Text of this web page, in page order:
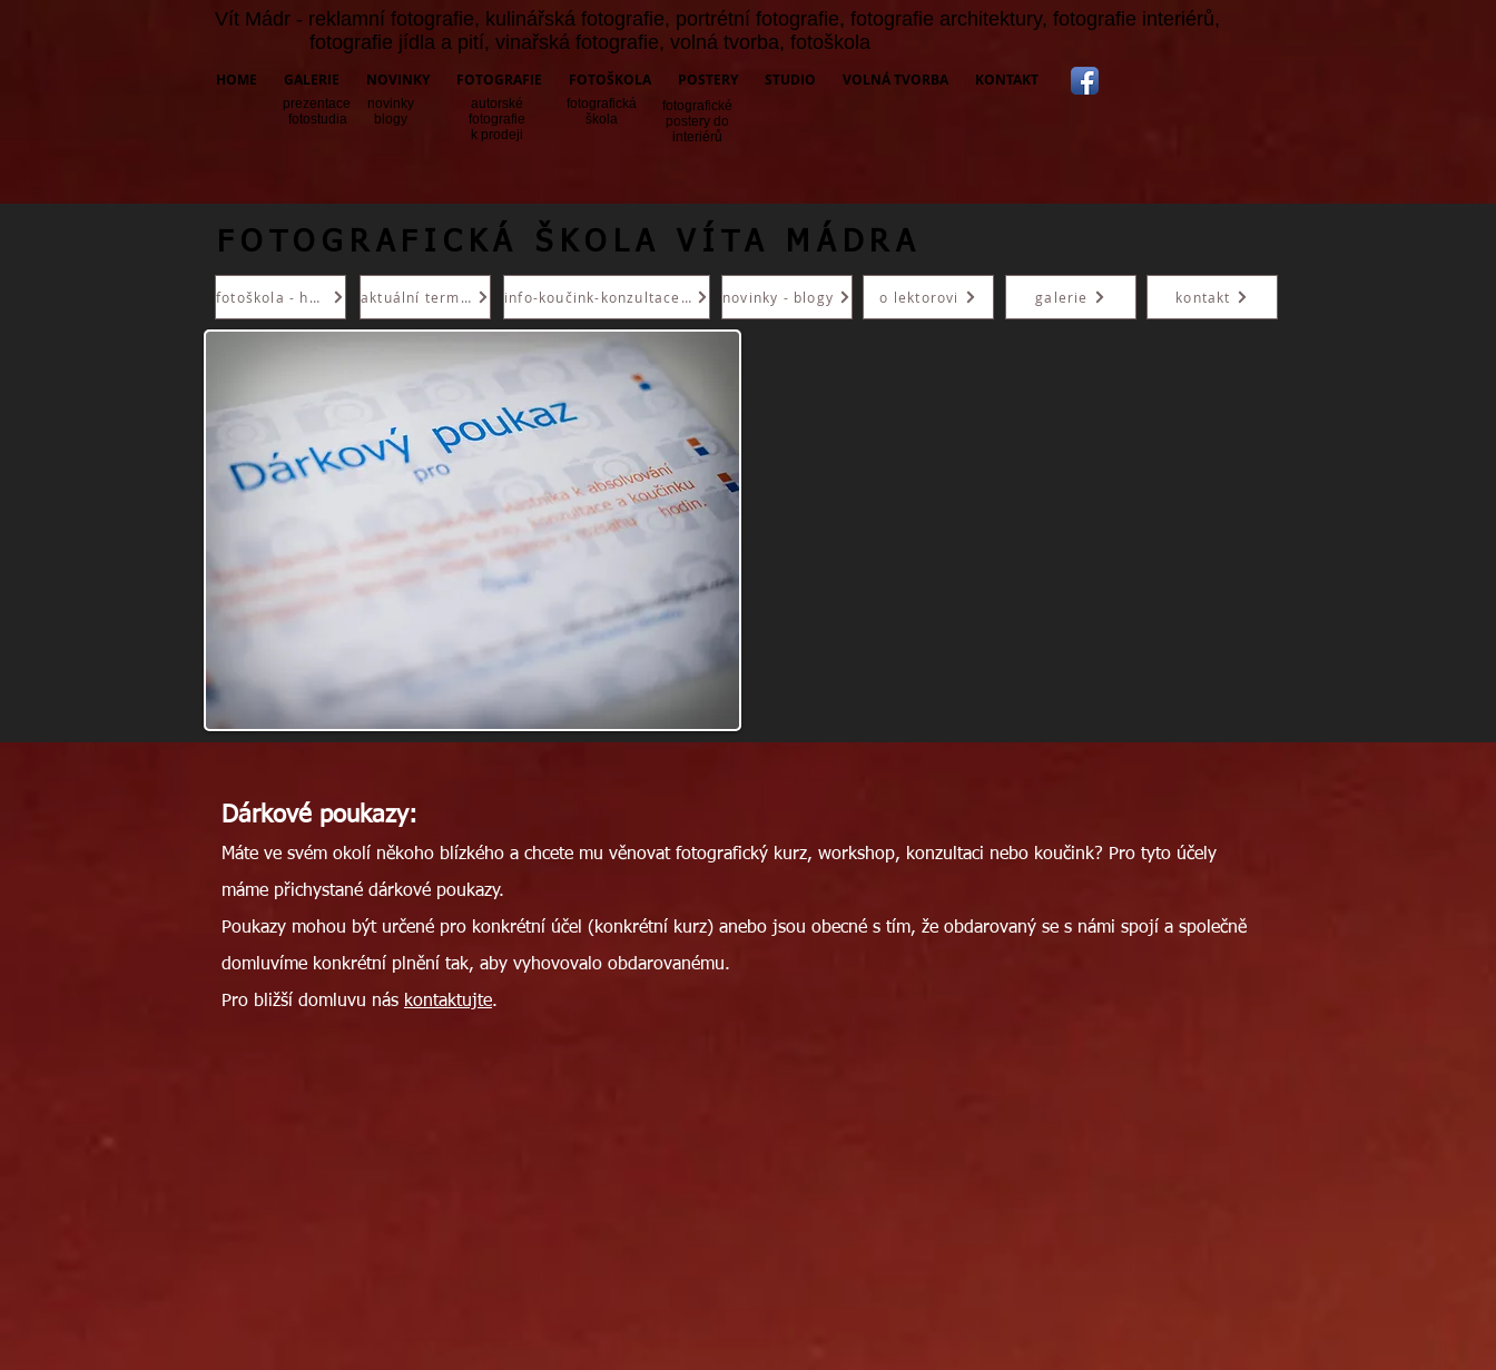
Vít Mádr - reklamní fotografie, kulinářská fotografie, portrétní fotografie, fotografie architektury, fotografie interiérů,
fotografie jídla a pití, vinařská fotografie, volná tvorba, fotoškola
HOME GALERIE NOVINKY FOTOGRAFIE FOTOŠKOLA POSTERY STUDIO VOLNÁ TVORBA KONTAKT
prezentace
fotostudia
novinky
blogy
autorské
fotografie
k prodeji
fotografická
škola
fotografické
postery do
interiérů
FOTOGRAFICKÁ ŠKOLA VÍTA MÁDRA
fotoškola - home o lektorovi galerie kontakt
aktuální termíny info-koučink-konzultace-kurzy novinky - blogy
Dárkové poukazy:
Máte ve svém okolí někoho blízkého a chcete mu věnovat fotografický kurz, workshop, konzultaci nebo koučink? Pro tyto účely
máme přichystané dárkové poukazy.
Poukazy mohou být určené pro konkrétní účel (konkrétní kurz) anebo jsou obecné s tím, že obdarovaný se s námi spojí a společně
domluvíme konkrétní plnění tak, aby vyhovovalo obdarovanému.
Pro bližší domluvu nás kontaktujte.